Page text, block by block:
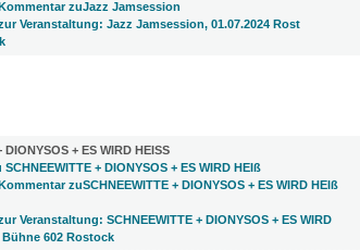
+ ES WIRD HEISS